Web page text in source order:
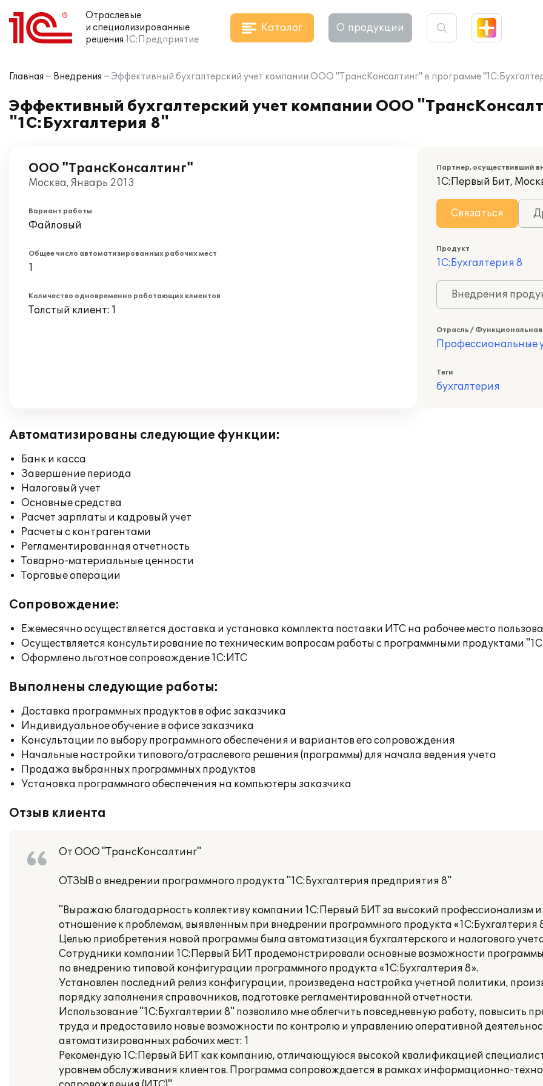
Отраслевые
и специализированные
решения 1С:Предприятие
Каталог О продукции
Главная Внедрения Эффективный бухгалтерский учет компании ООО "ТрансКонсалтинг" в программе
Эффективный бухгалтерский учет компании ООО
"1С:Бухгалтерия 8"
ООО "ТрансКонсалтинг"
Москва, Январь 2013
Вариант работы
Файловый
Общее число автоматизированных рабочих мест
1
Количество одновременно работающих клиентов
Толстый клиент: 1
Партнер, осуществивший
1С:Первый Бит,
Связаться
Продукт
1С:Бухгалтерия 8
Внедрения
Отрасль / Функциональная
Профессиональные
Теги
бухгалтерия
Автоматизированы следующие функции:
Банк и касса
Завершение периода
Налоговый учет
Основные средства
Расчет зарплаты и кадровый учет
Расчеты с контрагентами
Регламентированная отчетность
Товарно-материальные ценности
Торговые операции
Сопровождение:
Ежемесячно осуществляется доставка и установка комплекта поставки ИТС на рабочее место
Осуществляется консультирование по техническим вопросам работы с программными продуктами
Оформлено льготное сопровождение 1С:ИТС
Выполнены следующие работы:
Доставка программных продуктов в офис заказчика
Индивидуальное обучение в офисе заказчика
Консультации по выбору программного обеспечения и вариантов его сопровождения
Начальные настройки типового/отраслевого решения (программы) для начала ведения учета
Продажа выбранных программных продуктов
Установка программного обеспечения на компьютеры заказчика
Отзыв клиента
От ООО "ТрансКонсалтинг"
ОТЗЫВ о внедрении программного продукта "1С:Бухгалтерия предприятия 8"
"Выражаю благодарность коллективу компании 1С:Первый БИТ за высокий профессионализм
отношение к проблемам, выявленным при внедрении программного продукта «1С:Бухгалтерия
Целью приобретения новой программы была автоматизация бухгалтерского и налогового
Сотрудники компании 1С:Первый БИТ продемонстрировали основные возможности
по внедрению типовой конфигурации программного продукта «1С:Бухгалтерия 8».
Установлен последний релиз конфигурации, произведена настройка учетной политики,
порядку заполнения справочников, подготовке регламентированной отчетности.
Использование "1С:Бухгалтерии 8" позволило мне облегчить повседневную работу, повысить
труда и предоставило новые возможности по контролю и управлению оперативной
автоматизированных рабочих мест: 1
Рекомендую 1С:Первый БИТ как компанию, отличающуюся высокой квалификацией
уровнем обслуживания клиентов. Программа сопровождается в рамках информационно-